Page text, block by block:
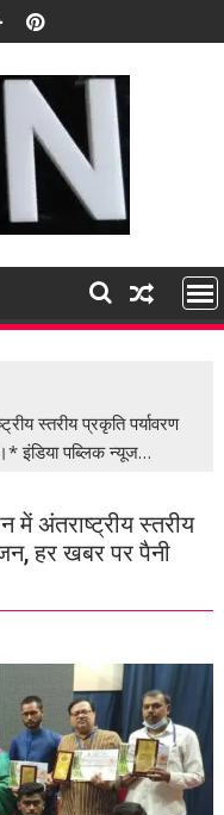
स्तरीय प्रकृति पर्यावरण
इंडिया पब्लिक न्यूज…
में अंतराष्ट्रीय स्तरीय
हर खबर पर पैनी